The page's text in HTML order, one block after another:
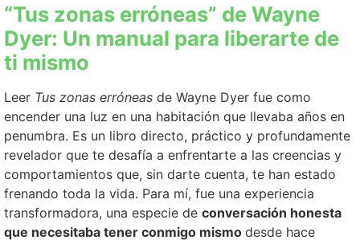
“Tus zonas erróneas” de Wayne
Dyer: Un manual para liberarte de
ti mismo
Leer Tus zonas erróneas de Wayne Dyer fue como
encender una luz en una habitación que llevaba años en
penumbra. Es un libro directo, práctico y profundamente
revelador que te desafía a enfrentarte a las creencias y
comportamientos que, sin darte cuenta, te han estado
frenando toda la vida. Para mí, fue una experiencia
transformadora, una especie de conversación honesta
que necesitaba tener conmigo mismo desde hace